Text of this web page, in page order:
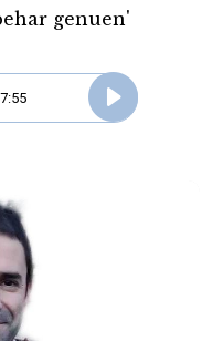
genuen'
7:55